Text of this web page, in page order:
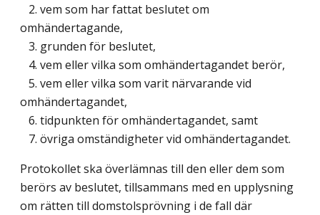
2. vem som har fattat beslutet om
omhändertagande,
3. grunden för beslutet,
4. vem eller vilka som omhändertagandet berör,
5. vem eller vilka som varit närvarande vid
omhändertagandet,
6. tidpunkten för omhändertagandet, samt
7. övriga omständigheter vid omhändertagandet.
Protokollet ska överlämnas till den eller dem som
berörs av beslutet, tillsammans med en upplysning
om rätten till domstolsprövning i de fall där